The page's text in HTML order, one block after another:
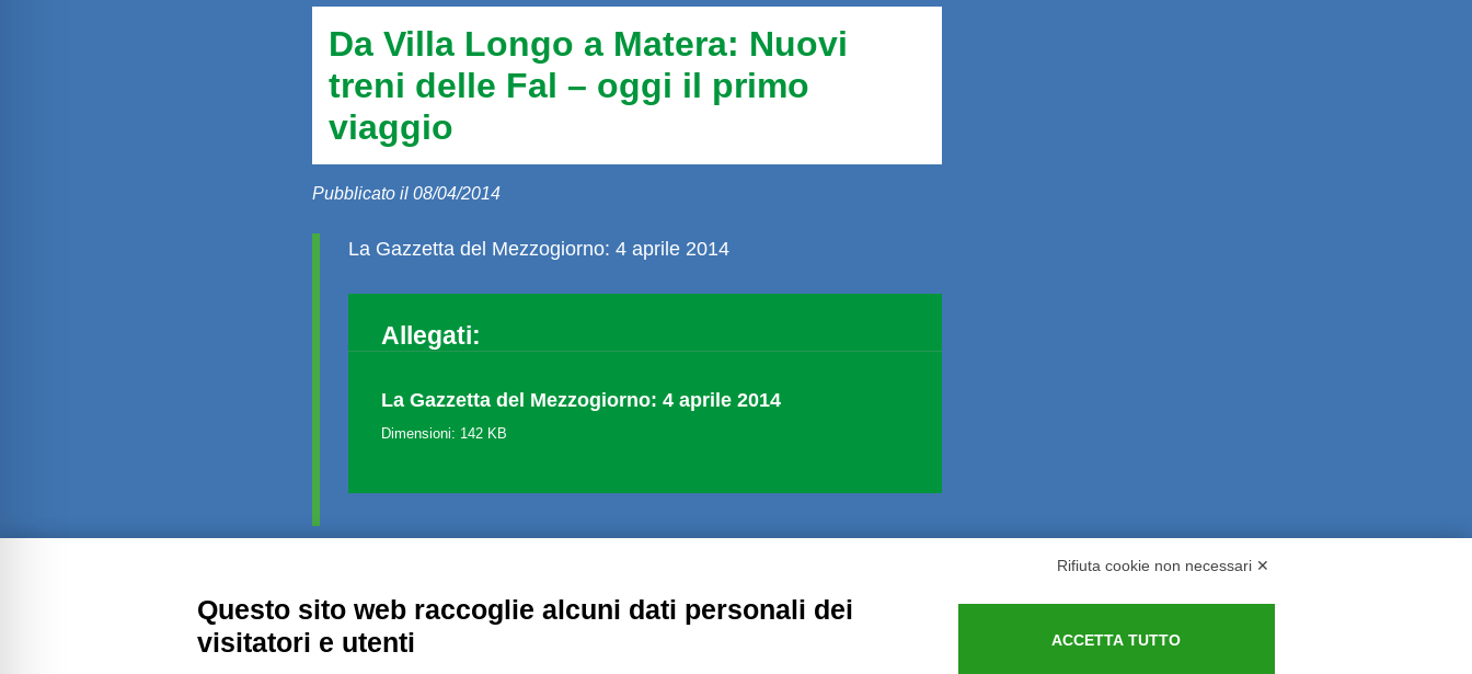
Da Villa Longo a Matera: Nuovi
treni delle Fal – oggi il primo
viaggio
Pubblicato il 08/04/2014
La Gazzetta del Mezzogiorno: 4 aprile 2014
Allegati:
La Gazzetta del Mezzogiorno: 4 aprile 2014
Dimensioni: 142 KB
Amministrazione trasparente Rimborsi ed Indennizzi Contatti
Rifiuta cookie non necessari ✕
Questo sito web raccoglie alcuni dati personali dei
visitatori e utenti
ACCETTA TUTTO